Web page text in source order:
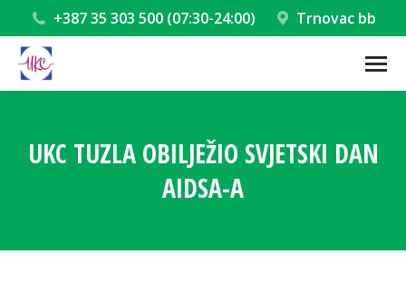
+387 35 303 500 (07:30-24:00) Trnovac bb
UKC TUZLA OBILJEŽIO SVJETSKI DAN
AIDSA-A